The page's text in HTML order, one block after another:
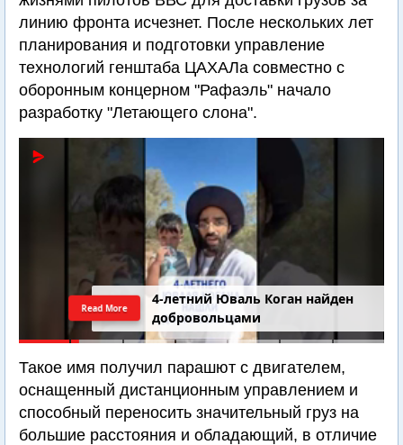
линию фронта исчезнет. После нескольких лет
планирования и подготовки управление
технологий генштаба ЦАХАЛа совместно с
оборонным концерном "Рафаэль" начало
разработку "Летающего слона".
4-летний Юваль Коган найден
добровольцами
Read More
Такое имя получил парашют с двигателем,
оснащенный дистанционным управлением и
способный переносить значительный груз на
большие расстояния и обладающий, в отличие